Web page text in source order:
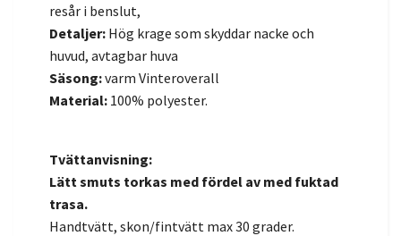
resår i benslut,
Detaljer: Hög krage som skyddar nacke och
huvud, avtagbar huva
Säsong:varm Vinteroverall
Material: 100% polyester.
Tvättanvisning:
Lätt smuts torkas med fördel av med fuktad
trasa.
Handtvätt, skon/fintvätt max 30 grader.